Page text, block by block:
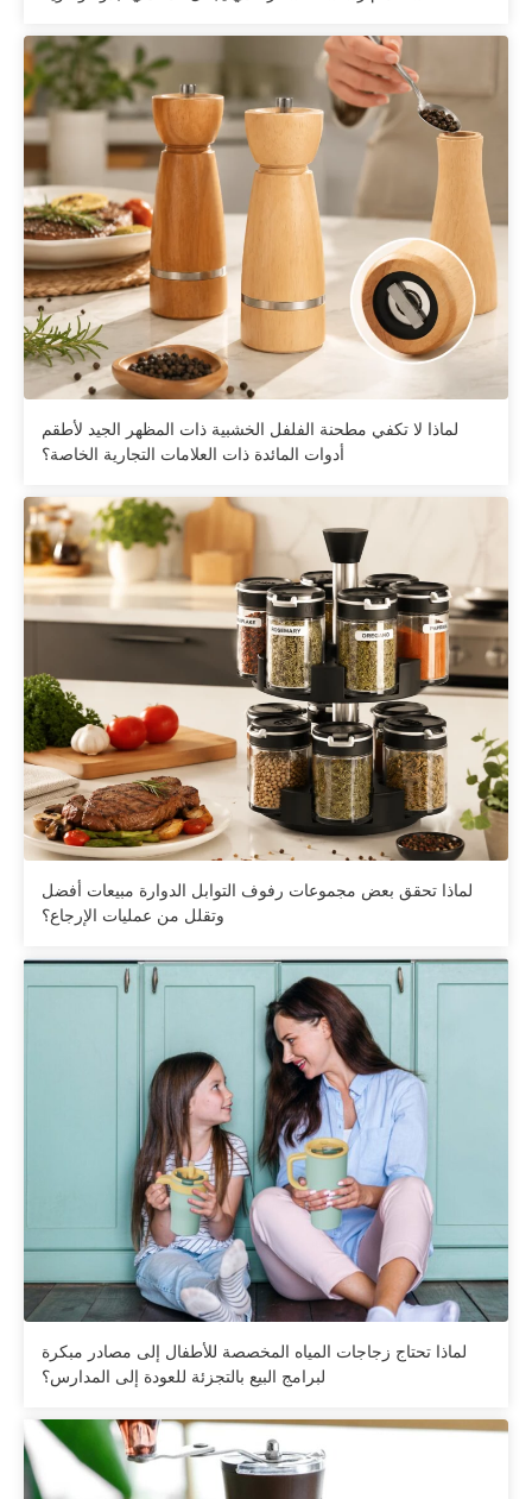
لماذا لا تكفي مطحنة الفلفل الخشبية ذات المظهر الجيد لأطقم
أدوات المائدة ذات العلامات التجارية الخاصة؟
لماذا تحقق بعض مجموعات رفوف التوابل الدوارة مبيعات أفضل
وتقلل من عمليات الإرجاع؟
لماذا تحتاج زجاجات المياه المخصصة للأطفال إلى مصادر مبكرة
لبرامج البيع بالتجزئة للعودة إلى المدارس؟